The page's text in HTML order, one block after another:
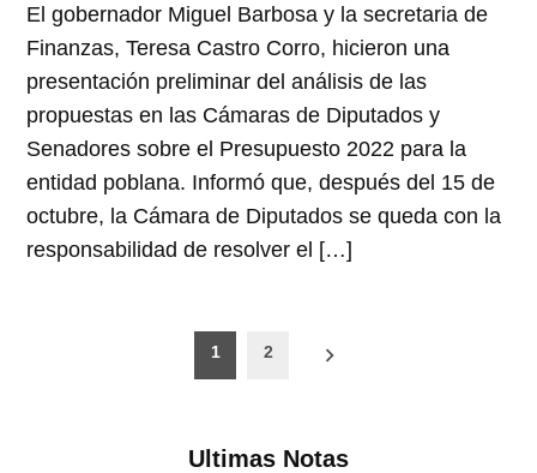
El gobernador Miguel Barbosa y la secretaria de
Finanzas, Teresa Castro Corro, hicieron una
presentación preliminar del análisis de las
propuestas en las Cámaras de Diputados y
Senadores sobre el Presupuesto 2022 para la
entidad poblana. Informó que, después del 15 de
octubre, la Cámara de Diputados se queda con la
responsabilidad de resolver el […]
1 2
Ultimas Notas